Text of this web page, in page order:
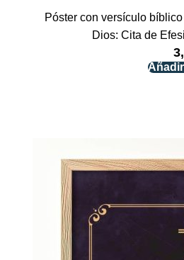
Póster con versículo
Dios: Cita de